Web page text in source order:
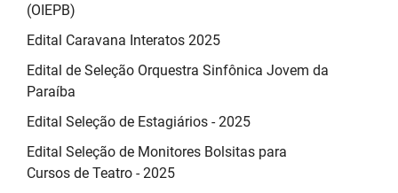
(OIEPB)
Edital Caravana Interatos 2025
Edital de Seleção Orquestra Sinfônica Jovem da
Paraíba
Edital Seleção de Estagiários - 2025
Edital Seleção de Monitores Bolsitas para
Cursos de Teatro - 2025